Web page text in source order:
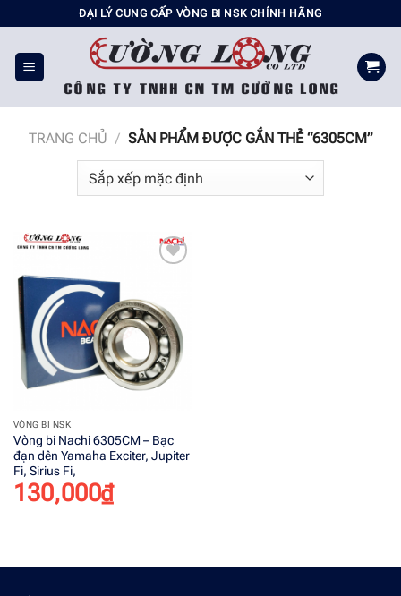
đến
nội
dung
ĐẠI LÝ CUNG CẤP VÒNG BI NSK CHÍNH HÃNG
TRANG CHỦ / SẢN PHẨM ĐƯỢC GẮN THẺ “6305CM”
Add to
wishlist
VÒNG BI NSK
Vòng bi Nachi 6305CM – Bạc
đạn dên Yamaha Exciter, Jupiter
Fi, Sirius Fi,
130,000₫